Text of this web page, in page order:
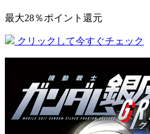
最大28％ポイント還元
クリックして今すぐチェック